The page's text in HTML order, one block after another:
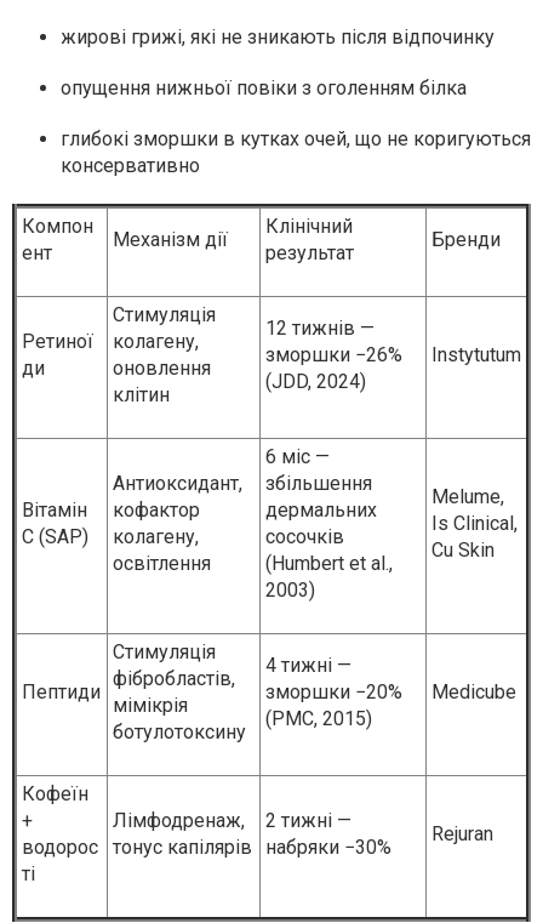
жирові грижі, які не зникають після відпочинку
опущення нижньої повіки з оголенням білка
глибокі зморшки в кутках очей, що не коригуються
консервативно
Компон
ент
Механізм дії
Клінічний
результат
Бренди
Ретиної
ди
Стимуляція
колагену,
оновлення
клітин
12 тижнів —
зморшки −26%
(JDD, 2024)
Instytutum
Вітамін
С (SAP)
Антиоксидант,
кофактор
колагену,
освітлення
6 міс —
збільшення
дермальних
сосочків
(Humbert et al.,
2003)
Melume,
Is Clinical,
Cu Skin
Пептиди
Стимуляція
фібробластів,
мімікрія
ботулотоксину
4 тижні —
зморшки −20%
(PMC, 2015)
Medicube
Кофеїн
+
водорос
ті
Лімфодренаж,
тонус капілярів
2 тижні —
набряки −30%
Rejuran